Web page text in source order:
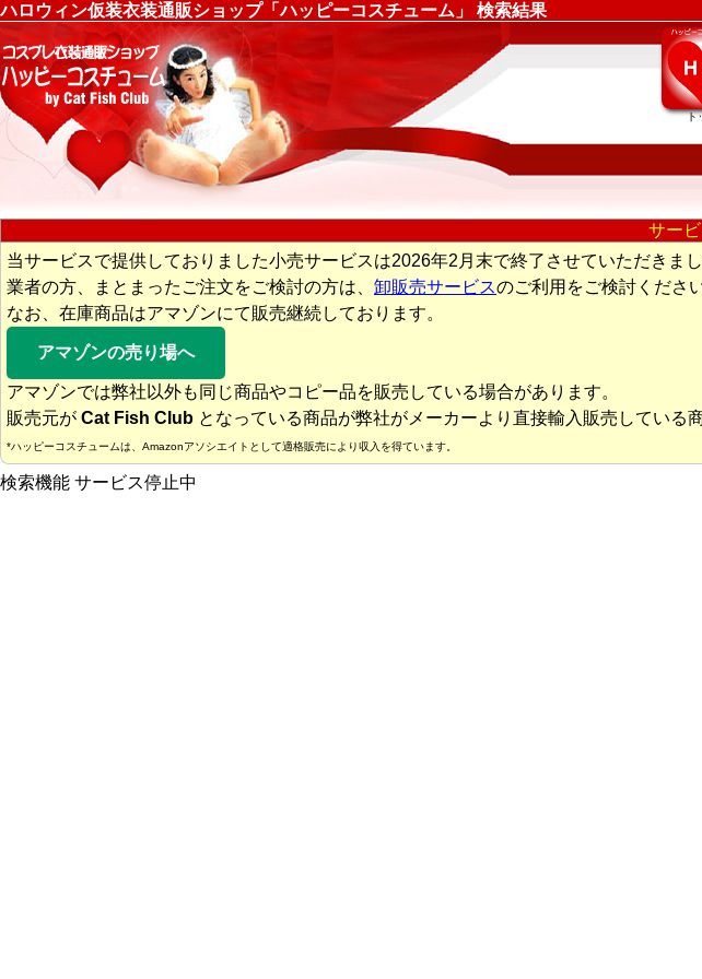
ハロウィン仮装衣装通販ショップ「ハッピーコスチューム」 検索結果
ト
サー
当サービスで提供しておりました小売サービスは2026年2月末で終了させていただきまし
業者の方、まとまったご注文をご検討の方は、 卸販売サービスのご利用をご検討ください
なお、在庫商品はアマゾンにて販売継続しております。
アマゾンの売り場へ
アマゾンでは弊社以外も同じ商品やコピー品を販売している場合があります。
販売元が Cat Fish Club となっている商品が弊社がメーカーより直接輸入販売している
*ハッピーコスチュームは、Amazonアソシエイトとして適格販売により収入を得ています。
検索機能 サービス停止中